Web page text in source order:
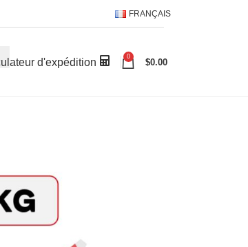
FRANÇAIS
d'expédition 0
$0.00